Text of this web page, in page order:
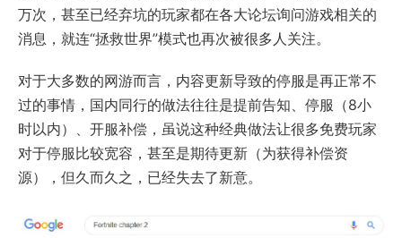
万次，甚至已经弃坑的玩家都在各大论坛询问游戏相关的
消息，就连“拯救世界”模式也再次被很多人关注。
对于大多数的网游而言，内容更新导致的停服是再正常不
过的事情，国内同行的做法往往是提前告知、停服（8小
时以内）、开服补偿，虽说这种经典做法让很多免费玩家
对于停服比较宽容，甚至是期待更新（为获得补偿资
源），但久而久之，已经失去了新意。